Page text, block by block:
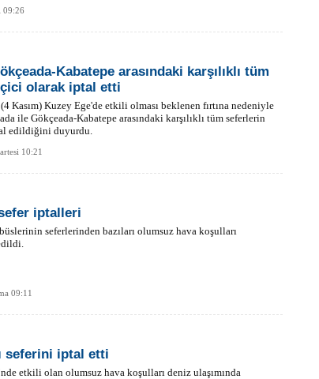
09:26
Kabatepe arasındaki karşılıklı tüm
olarak iptal etti
Kasım) Kuzey Ege'de etkili olması beklenen fırtına nedeniyle
ile Gökçeada-Kabatepe arasındaki karşılıklı tüm seferlerin
edildiğini duyurdu.
10:21
iptalleri
seferlerinden bazıları olumsuz hava koşulları
09:11
seferini iptal etti
etkili olan olumsuz hava koşulları deniz ulaşımında